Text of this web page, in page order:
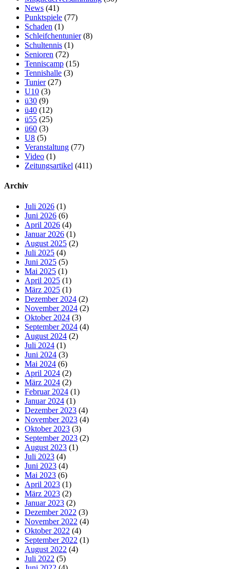
News (41)
Punktspiele (77)
Schaden (1)
Schleifchentunier(8)
Schultennis (1)
Senioren (72)
Tenniscamp (15)
Tennishalle (3)
Tunier(27)
U10 (3)
ü30 (9)
ü40 (12)
ü55 (25)
ü60 (3)
U8 (5)
Veranstaltung (77)
Video (1)
Zeitungsartikel (411)
Archiv
Juli 2026 (1)
Juni 2026 (6)
April 2026 (4)
Januar 2026 (1)
August 2025 (2)
Juli 2025 (4)
Juni 2025 (5)
Mai 2025 (1)
April 2025 (1)
März 2025 (1)
Dezember 2024 (2)
November 2024 (2)
Oktober 2024 (3)
September 2024 (4)
August 2024 (2)
Juli 2024 (1)
Juni 2024 (3)
Mai 2024 (6)
April 2024 (2)
März 2024 (2)
Februar 2024 (1)
Januar 2024 (1)
Dezember 2023 (4)
November 2023 (4)
Oktober 2023 (3)
September 2023 (2)
August 2023 (1)
Juli 2023 (4)
Juni 2023 (4)
Mai 2023 (6)
April 2023 (1)
März 2023 (2)
Januar 2023 (2)
Dezember 2022 (3)
November 2022 (4)
Oktober 2022 (4)
September 2022 (1)
August 2022 (4)
Juli 2022 (5)